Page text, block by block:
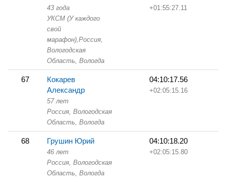
43 года
УКСМ (У каждого
свой
марафон),Россия,
Вологодская
Область, Вологда
+01:55:27.11
67
Кокарев
Александр
57 лет
Россия, Вологодская
Область, Вологда
04:10:17.56
+02:05:15.16
68 Грушин Юрий
46 лет
Россия, Вологодская
Область, Вологда
04:10:18.20
+02:05:15.80